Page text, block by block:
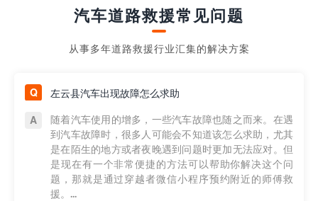
汽车道路救援常见问题
从事多年道路救援行业汇集的解决方案
左云县汽车出现故障怎么求助
随着汽车使用的增多，一些汽车故障也随之而来。在遇
到汽车故障时，很多人可能会不知道该怎么求助，尤其
是在陌生的地方或者夜晚遇到问题时更加无法应对。但
是现在有一个非常便捷的方法可以帮助你解决这个问
题，那就是通过穿越者微信小程序预约附近的师傅救
援。...